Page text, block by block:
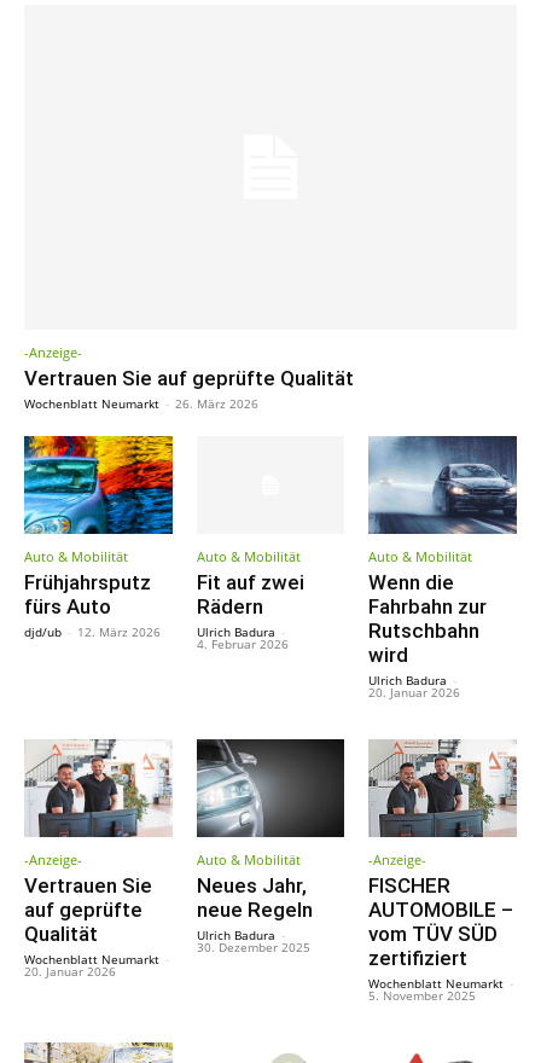
-Anzeige-
Vertrauen Sie auf geprüfte Qualität
Wochenblatt Neumarkt - 26. März 2026
Auto & Mobilität
Frühjahrsputz
fürs Auto
djd/ub - 12. März 2026
Auto & Mobilität
Fit auf zwei
Rädern
Ulrich Badura -
4. Februar 2026
Auto & Mobilität
Wenn die
Fahrbahn zur
Rutschbahn
wird
Ulrich Badura -
20. Januar 2026
-Anzeige-
Vertrauen Sie
auf geprüfte
Qualität
Wochenblatt Neumarkt -
20. Januar 2026
Auto & Mobilität
Neues Jahr,
neue Regeln
Ulrich Badura -
30. Dezember 2025
-Anzeige-
FISCHER
AUTOMOBILE –
vom TÜV SÜD
zertifiziert
Wochenblatt Neumarkt -
5. November 2025